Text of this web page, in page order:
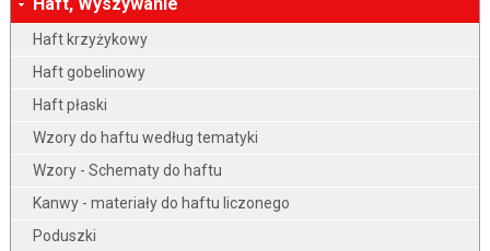
Haft krzyżykowy
Haft gobelinowy
Haft płaski
Wzory do haftu według tematyki
Wzory - Schematy do haftu
Kanwy - materiały do haftu liczonego
Poduszki